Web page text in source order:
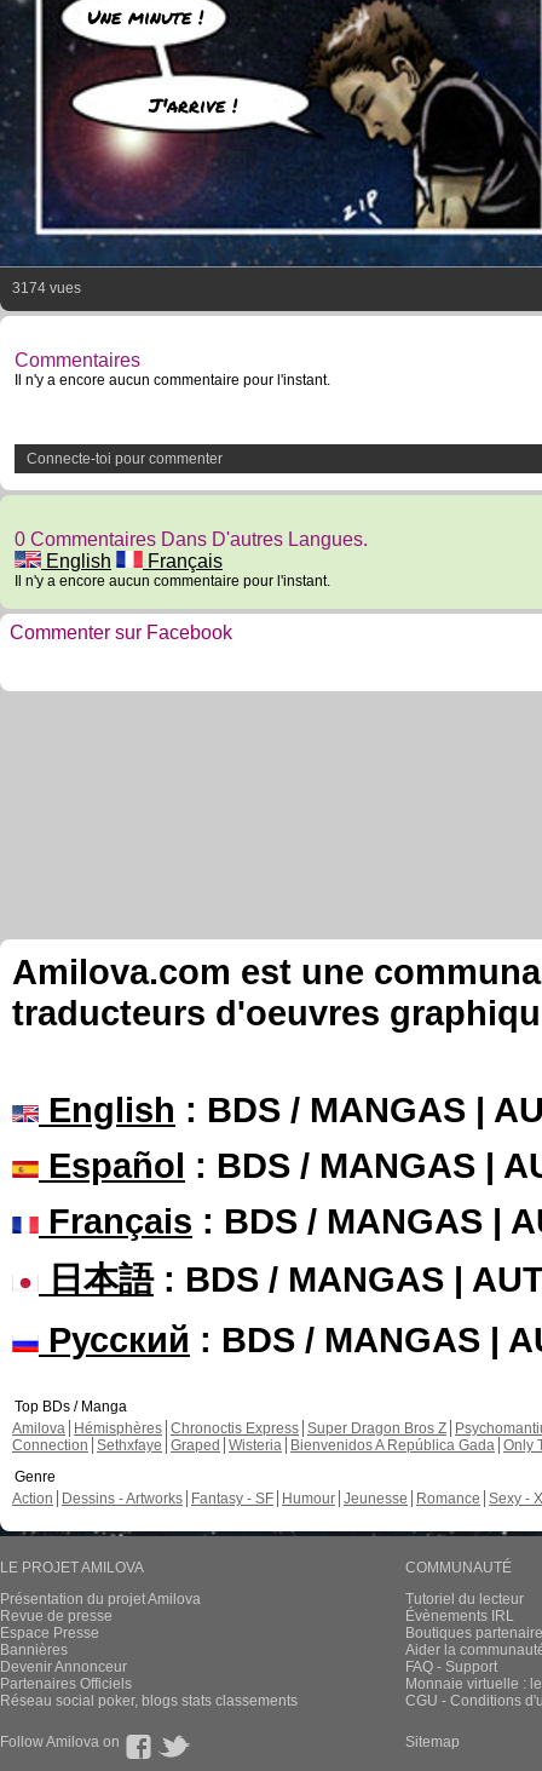
Une minute !
J'arrive !
3174 vues
Commentaires
Il n'y a encore aucun commentaire pour l'instant.
Connecte-toi pour commenter
0 Commentaires Dans D'autres Langues.
English
Français
Il n'y a encore aucun commentaire pour l'instant.
Commenter sur Facebook
Amilova.com est une
traducteurs d'oeuvres
English : BDS / MANGAS |
Español : BDS / MANGAS |
Français : BDS / MANGAS |
日本語: BDS / MANGAS |
Русский : BDS / MANGAS |
Top BDs / Manga
Amilova
Hémisphères Chronoctis Express Super Dragon Bros Z
Connection Sethxfaye Graped Wisteria Bienvenidos A República Gada Only
Genre
Action
Dessins - Artworks Fantasy - SF Humour Jeunesse Romance Sexy -
LE PROJET AMILOVA
Présentation du projet Amilova
Revue de presse
Espace Presse
Bannières
Devenir Annonceur
Partenaires Officiels
Réseau social poker, blogs stats classements
COMMUNAUTÉ
Tutoriel du lecteur
Évènements IRL
Boutiques
Aider la
FAQ - Support
Monnaie virtuelle :
CGU - Conditions
Follow Amilova on Sitemap